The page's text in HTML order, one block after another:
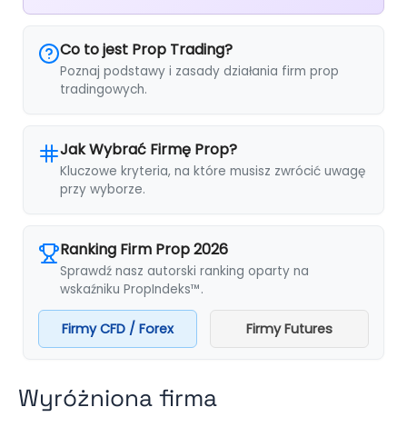
Co to jest Prop Trading?
Poznaj podstawy i zasady działania firm prop
tradingowych.
Jak Wybrać Firmę Prop?
Kluczowe kryteria, na które musisz zwrócić uwagę
przy wyborze.
Ranking Firm Prop 2026
Sprawdź nasz autorski ranking oparty na
wskaźniku PropIndeks™.
Firmy CFD / Forex Firmy Futures
Wyróżniona firma